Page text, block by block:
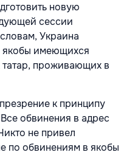
новую
сессии
Украина
якобы имеющихся
проживающих в
к принципу
обвинения в адрес
не привел
по обвинениям в якобы